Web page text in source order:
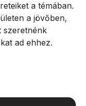
a témában.
a jövőben,
szeretnénk
ad ehhez.